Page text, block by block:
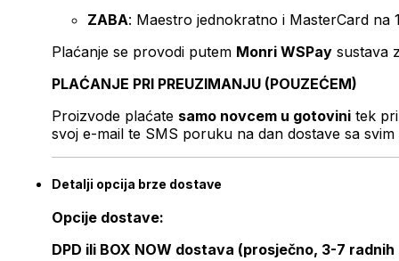
ZABA: Maestro jednokratno i MasterCard na
Plaćanje se provodi putem Monri WSPay sustava
PLAĆANJE PRI PREUZIMANJU (POUZEĆEM)
Proizvode plaćate samo novcem u gotovini tek
svoj e-mail te SMS poruku na dan dostave sa svim
Detalji opcija brze dostave
Opcije dostave:
DPD ili BOX NOW dostava (prosječno, 3-7 radnih